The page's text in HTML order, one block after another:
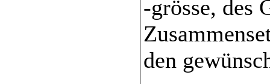
-grösse, des
den